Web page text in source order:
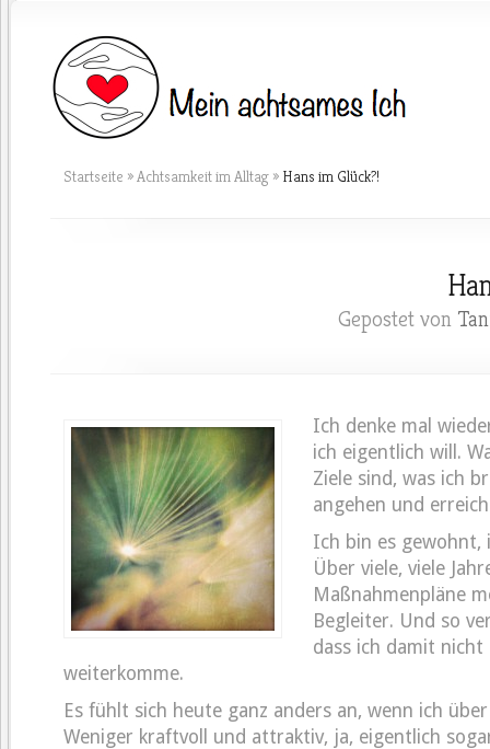
Startseite »Achtsamkeit im Alltag » Hans im Glück?!
Gepostet von
Ich denke mal
ich eigentlich will.
Ziele sind, was ich
angehen und
Ich bin es gewohnt,
Über viele, viele
Maßnahmenpläne
Begleiter. Und so
dass ich damit
weiterkomme.
Es fühlt sich heute ganz anders an, wenn ich
Weniger kraftvoll und attraktiv, ja, eigentlich